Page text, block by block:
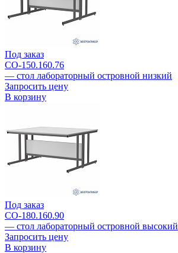
Под заказ
СО-150.160.76
— стол лабораторный островной низкий
Запросить цену
В корзину
Под заказ
СО-180.160.90
— стол лабораторный островной высокий
Запросить цену
В корзину